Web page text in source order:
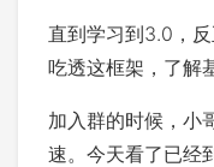
直到学习到3.0，
吃透这框架，了解
加入群的时候，小
速。今天看了已经